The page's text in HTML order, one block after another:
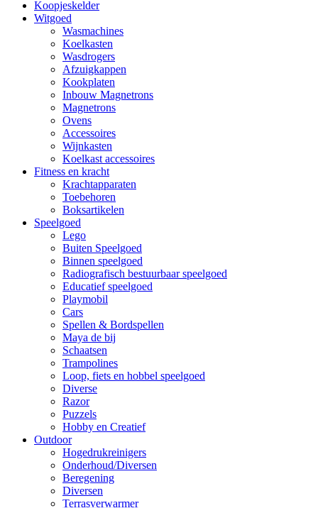
Koopjeskelder
Witgoed
Wasmachines
Koelkasten
Wasdrogers
Afzuigkappen
Kookplaten
Inbouw Magnetrons
Magnetrons
Ovens
Accessoires
Wijnkasten
Koelkast accessoires
Fitness en kracht
Krachtapparaten
Toebehoren
Boksartikelen
Speelgoed
Lego
Buiten Speelgoed
Binnen speelgoed
Radiografisch bestuurbaar speelgoed
Educatief speelgoed
Playmobil
Cars
Spellen & Bordspellen
Maya de bij
Schaatsen
Trampolines
Loop, fiets en hobbel speelgoed
Diverse
Razor
Puzzels
Hobby en Creatief
Outdoor
Hogedrukreinigers
Onderhoud/Diversen
Beregening
Diversen
Terrasverwarmer